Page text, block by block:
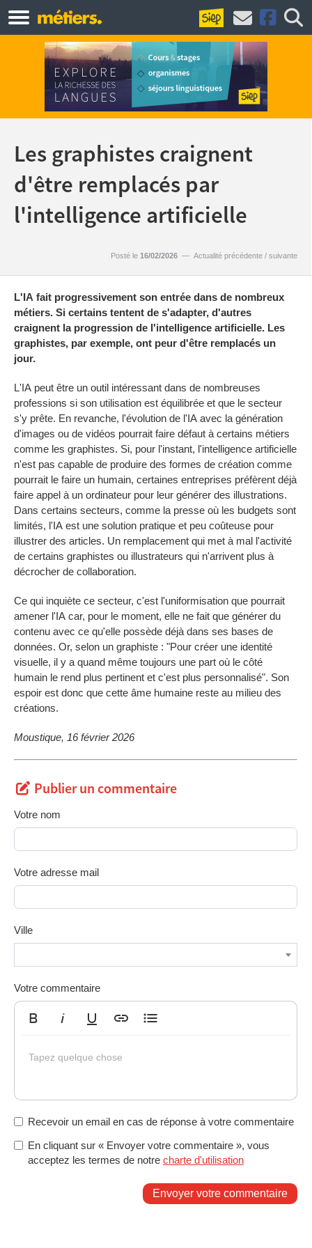
Les graphistes craignent
d'être remplacés par
l'intelligence artificielle
Posté le 16/02/2026 — Actualité précédente / suivante
L'IA fait progressivement son entrée dans de nombreux
métiers. Si certains tentent de s'adapter, d'autres
craignent la progression de l'intelligence artificielle. Les
graphistes, par exemple, ont peur d'être remplacés un
jour.
L'IA peut être un outil intéressant dans de nombreuses
professions si son utilisation est équilibrée et que le secteur
s'y prête. En revanche, l'évolution de l'IA avec la génération
d'images ou de vidéos pourrait faire défaut à certains métiers
comme les graphistes. Si, pour l'instant, l'intelligence artificielle
n'est pas capable de produire des formes de création comme
pourrait le faire un humain, certaines entreprises préfèrent déjà
faire appel à un ordinateur pour leur générer des illustrations.
Dans certains secteurs, comme la presse où les budgets sont
limités, l'IA est une solution pratique et peu coûteuse pour
illustrer des articles. Un remplacement qui met à mal l'activité
de certains graphistes ou illustrateurs qui n'arrivent plus à
décrocher de collaboration.
Ce qui inquiète ce secteur, c'est l'uniformisation que pourrait
amener l'IA car, pour le moment, elle ne fait que générer du
contenu avec ce qu'elle possède déjà dans ses bases de
données. Or, selon un graphiste : "Pour créer une identité
visuelle, il y a quand même toujours une part où le côté
humain le rend plus pertinent et c'est plus personnalisé". Son
espoir est donc que cette âme humaine reste au milieu des
créations.
Moustique, 16 février 2026
Publier un commentaire
Votre nom
Votre adresse mail
Ville
Votre commentaire
Tapez quelque chose
Recevoir un email en cas de réponse à votre commentaire
En cliquant sur « Envoyer votre commentaire », vous
acceptez les termes de notre charte d'utilisation
Envoyer votre commentaire